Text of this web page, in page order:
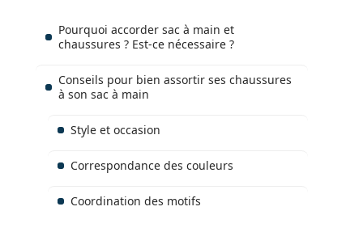
Pourquoi accorder sac à main et
chaussures ? Est-ce nécessaire ?
Conseils pour bien assortir ses chaussures
à son sac à main
Style et occasion
Correspondance des couleurs
Coordination des motifs